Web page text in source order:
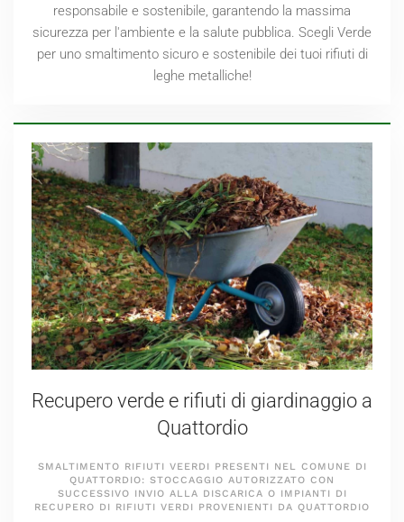
responsabile e sostenibile, garantendo la massima
sicurezza per l'ambiente e la salute pubblica. Scegli Verde
per uno smaltimento sicuro e sostenibile dei tuoi rifiuti di
leghe metalliche!
Recupero verde e rifiuti di giardinaggio a
Quattordio
SMALTIMENTO RIFIUTI VEERDI PRESENTI NEL COMUNE DI
QUATTORDIO: STOCCAGGIO AUTORIZZATO CON
SUCCESSIVO INVIO ALLA DISCARICA O IMPIANTI DI
RECUPERO DI RIFIUTI VERDI PROVENIENTI DA QUATTORDIO